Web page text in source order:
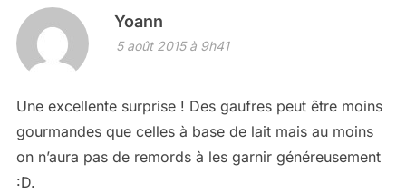
Yoann
5 août 2015 à 9h41
Une excellente surprise ! Des gaufres peut être moins
gourmandes que celles à base de lait mais au moins
on n’aura pas de remords à les garnir généreusement
:D.